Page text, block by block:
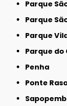
Parque
Parque
Parque
Parque
Penha
Ponte